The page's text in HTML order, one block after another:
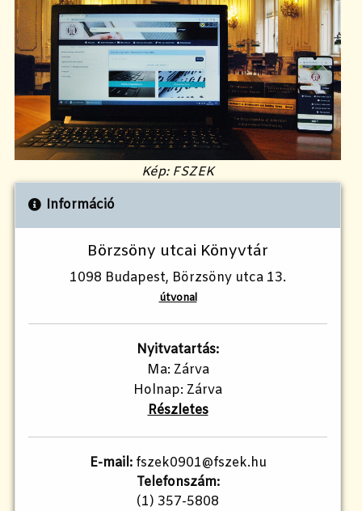
Kép: FSZEK
Információ
Börzsöny utcai Könyvtár
1098 Budapest, Börzsöny utca 13.
útvonal
Nyitvatartás:
Ma: Zárva
Holnap: Zárva
Részletes
E-mail:fszek0901@fszek.hu
Telefonszám:
(1) 357-5808